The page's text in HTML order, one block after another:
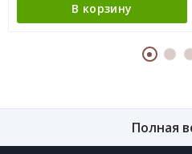
В корзину
Полная